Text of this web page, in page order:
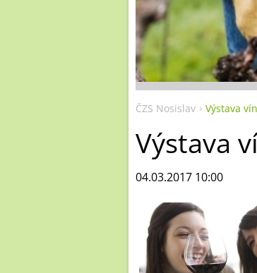
ČZS Nosislav Výstava
Výstava
04.03.2017 10:00